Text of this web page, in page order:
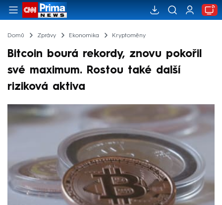
Domů Zprávy Ekonomika Kryptoměny
Bitcoin bourá rekordy, znovu pokořil
své maximum. Rostou také další
riziková aktiva